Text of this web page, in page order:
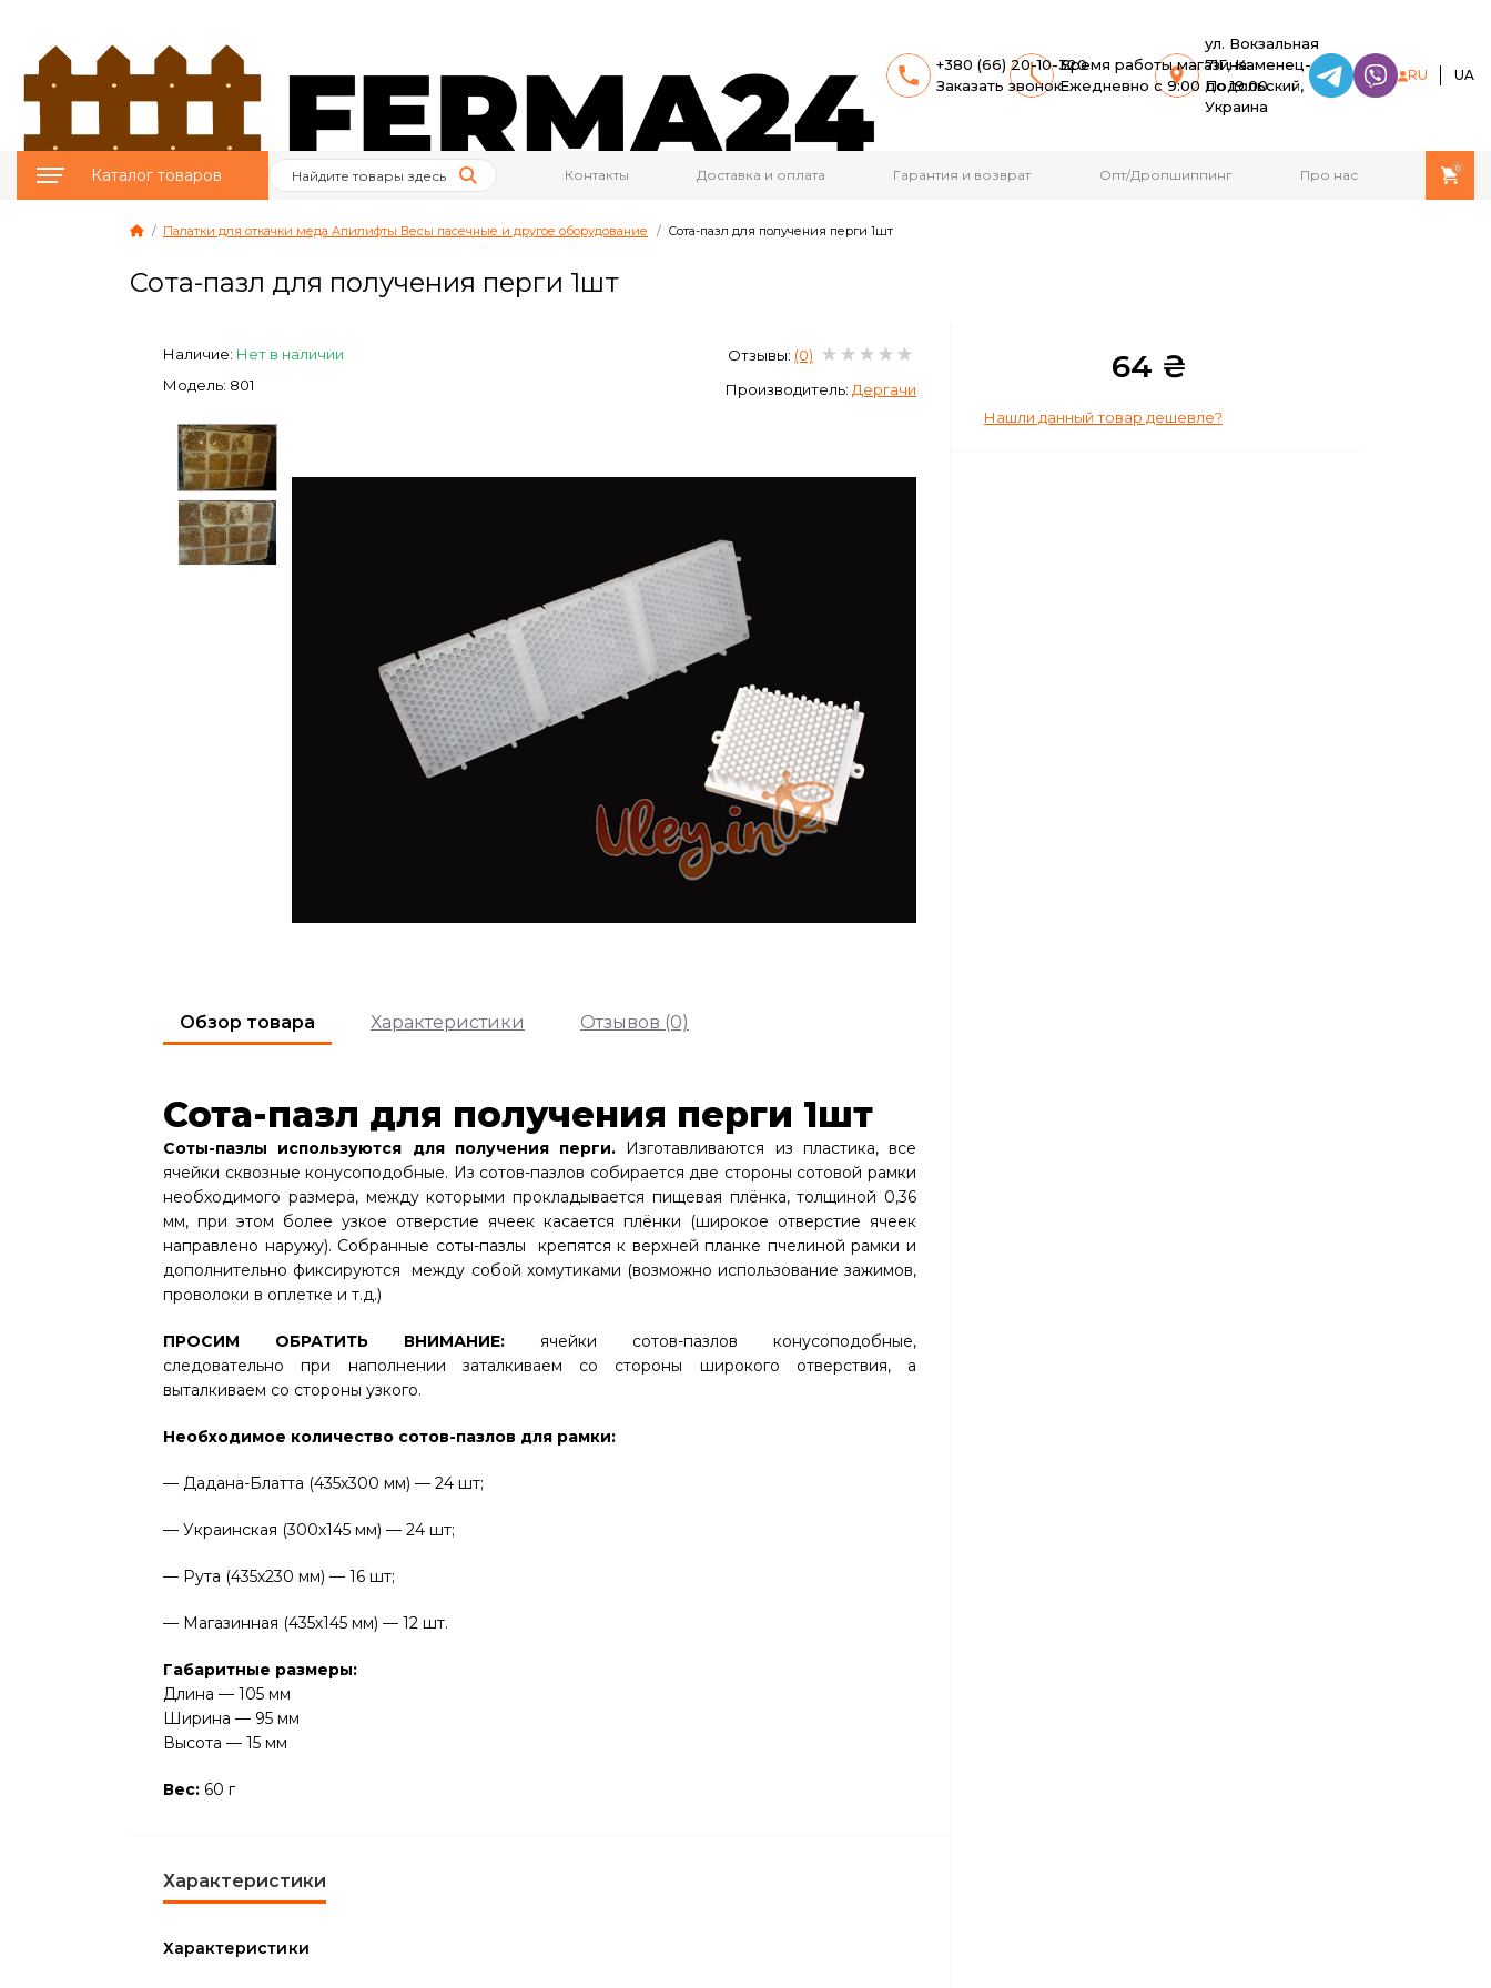
+380 (66) 20-10-320
Заказать звонок
Время работы магазина:
Ежедневно с 9:00 до 19:00.
ул. Вокзальная
71Г, Каменец-
Подольский,
Украина
RU UA
Каталог товаров
Птицеводство
Животноводство
Пчеловодство
Отопительное
оборудование
Контакты Доставка и оплата Гарантия и возврат Опт/Дропшиппинг Про нас 0
Палатки для откачки меда Апилифты Весы пасечные и другое оборудование Сота-пазл для получения перги 1шт
Сота-пазл для получения перги 1шт
Наличие: Нет в наличии
Модель: 801
Отзывы: (0)
Производитель: Дергачи
Обзор товара Характеристики Отзывов (0)
Сота-пазл для получения перги 1шт
Соты-пазлы используются для получения перги. Изготавливаются из пластика, все
ячейки сквозные конусоподобные. Из сотов-пазлов собирается две стороны сотовой рамки
необходимого размера, между которыми прокладывается пищевая плёнка, толщиной 0,36
мм, при этом более узкое отверстие ячеек касается плёнки (широкое отверстие ячеек
направлено наружу). Собранные соты-пазлы крепятся к верхней планке пчелиной рамки и
дополнительно фиксируются между собой хомутиками (возможно использование зажимов,
проволоки в оплетке и т.д.)
ПРОСИМ ОБРАТИТЬ ВНИМАНИЕ: ячейки сотов-пазлов конусоподобные,
следовательно при наполнении заталкиваем со стороны широкого отверствия, а
выталкиваем со стороны узкого.
Необходимое количество сотов-пазлов для рамки:
— Дадана-Блатта (435х300 мм) — 24 шт;
— Украинская (300х145 мм) — 24 шт;
— Рута (435х230 мм) — 16 шт;
— Магазинная (435х145 мм) — 12 шт.
Габаритные размеры:
Длина — 105 мм
Ширина — 95 мм
Высота — 15 мм
Вес: 60 г
Характеристики
Характеристики
64 ₴
Нашли данный товар дешевле?